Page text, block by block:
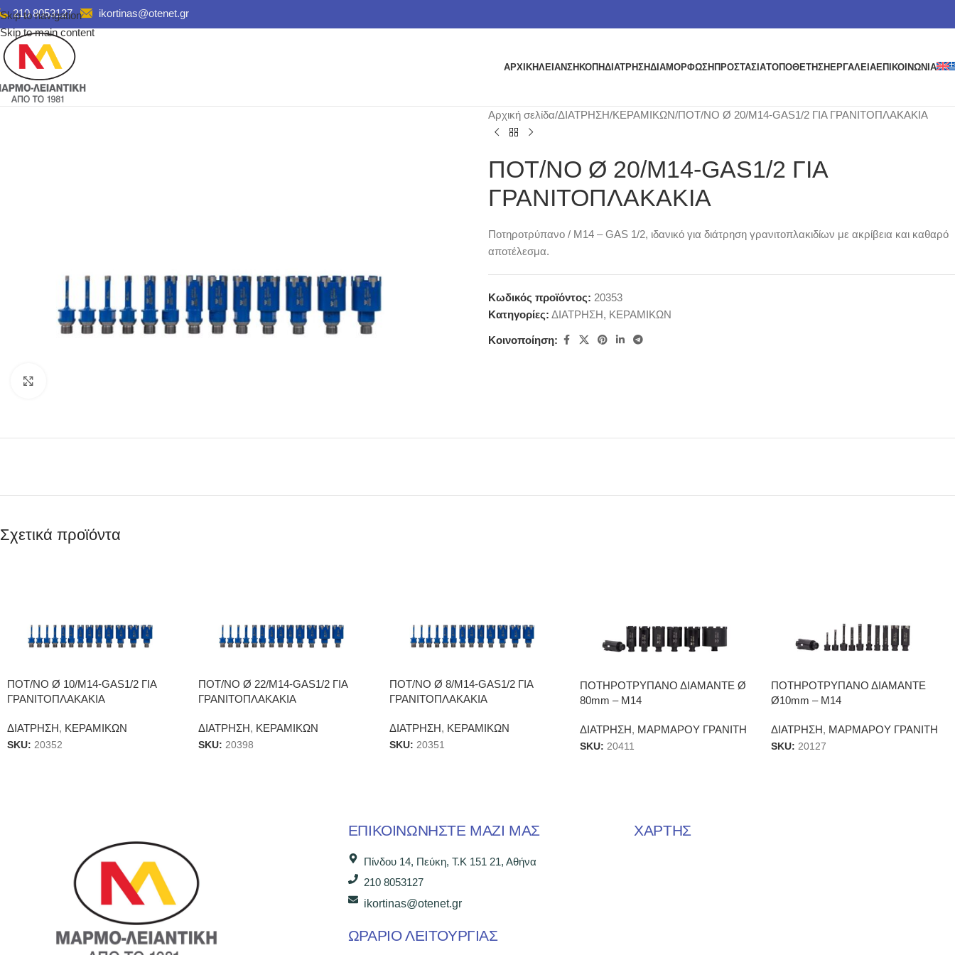
Skip to navigation
Skip to main content
210 8053127 ikortinas@otenet.gr
ΑΡΧΙΚΗΛΕΙΑΝΣΗ ΚΟΠΗΔΙΑΤΡΗΣΗΔΙΑΜΟΡΦΩΣΗ ΠΡΟΣΤΑΣΙΑΤΟΠΟΘΕΤΗΣΗ ΕΡΓΑΛΕΙΑΕΠΙΚΟΙΝΩΝΙΑ
Αρχική σελίδα ΔΙΑΤΡΗΣΗ ΚΕΡΑΜΙΚΩΝ ΠΟΤ/ΝΟ Ø 20/Μ14-GAS1/2 ΓΙΑ ΓΡΑΝΙΤΟΠΛΑΚΑΚΙΑ
ΠΟΤ/ΝΟ Ø 20/Μ14-GAS1/2 ΓΙΑ
ΓΡΑΝΙΤΟΠΛΑΚΑΚΙΑ
Ποτηροτρύπανο / M14 – GAS 1/2, ιδανικό για διάτρηση γρανιτοπλακιδίων με ακρίβεια και καθαρό
αποτέλεσμα.
Κωδικός προϊόντος: 20353
Κατηγορίες: ΔΙΑΤΡΗΣΗ, ΚΕΡΑΜΙΚΩΝ
Κοινοποίηση:
Σχετικά προϊόντα
ΠΟΤ/ΝΟ Ø 10/Μ14-GAS1/2 ΓΙΑ
ΓΡΑΝΙΤΟΠΛΑΚΑΚΙΑ
ΔΙΑΤΡΗΣΗ, ΚΕΡΑΜΙΚΩΝ
SKU: 20352
ΠΟΤ/ΝΟ Ø 22/Μ14-GAS1/2 ΓΙΑ
ΓΡΑΝΙΤΟΠΛΑΚΑΚΙΑ
ΔΙΑΤΡΗΣΗ, ΚΕΡΑΜΙΚΩΝ
SKU: 20398
ΠΟΤ/ΝΟ Ø 8/Μ14-GAS1/2 ΓΙΑ
ΓΡΑΝΙΤΟΠΛΑΚΑΚΙΑ
ΔΙΑΤΡΗΣΗ, ΚΕΡΑΜΙΚΩΝ
SKU: 20351
ΠΟΤΗΡΟΤΡΥΠΑΝΟ ΔΙΑΜΑΝΤΕ Ø
80mm – Μ14
ΔΙΑΤΡΗΣΗ, ΜΑΡΜΑΡΟΥ ΓΡΑΝΙΤΗ
SKU:20411
ΠΟΤΗΡΟΤΡΥΠΑΝΟ ΔΙΑΜΑΝΤΕ
Ø10mm – Μ14
ΔΙΑΤΡΗΣΗ, ΜΑΡΜΑΡΟΥ ΓΡΑΝΙΤΗ
SKU:20127
ΕΠΙΚΟΙΝΩΝΉΣΤΕ ΜΑΖΊ ΜΑΣ
Πίνδου 14, Πεύκη, Τ.Κ 151 21, Αθήνα
210 8053127
ikortinas@otenet.gr
ΩΡΑΡΙΟ ΛΕΙΤΟΥΡΓΙΑΣ
ΧΑΡΤΗΣ